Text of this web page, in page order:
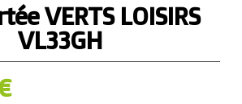
VERTS LOISIRS
VL33GH